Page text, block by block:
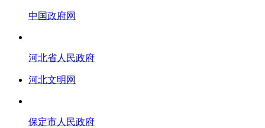
中国政府网
河北省人民政府
河北文明网
保定市人民政府